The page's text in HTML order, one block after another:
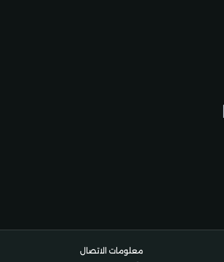
معلومات الاتصال